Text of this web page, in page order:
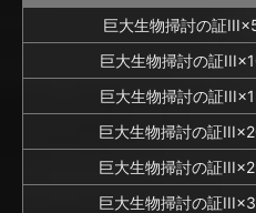
巨大生物掃討の証
巨大生物掃討の証
巨大生物掃討の証
巨大生物掃討の証
巨大生物掃討の証
巨大生物掃討の証